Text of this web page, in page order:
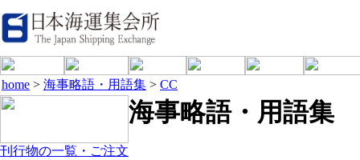
home > 海事略語・用語集 > CC
刊行物の一覧・ご注文
海事略語・用語集